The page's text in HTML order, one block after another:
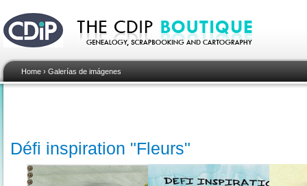
Home › Galerías de imágenes
Défi inspiration "Fleurs"